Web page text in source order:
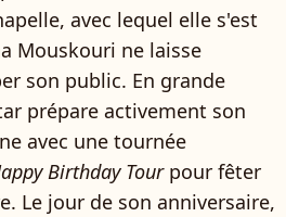
avec lequel elle s'est
Mouskouri ne laisse
son public. En grande
prépare activement son
avec une tournée
Birthday Tourpour fêter
Le jour de son anniversaire,